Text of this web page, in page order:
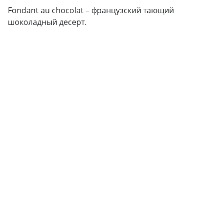
Fondant au chocolat – французский тающий
шоколадный десерт.